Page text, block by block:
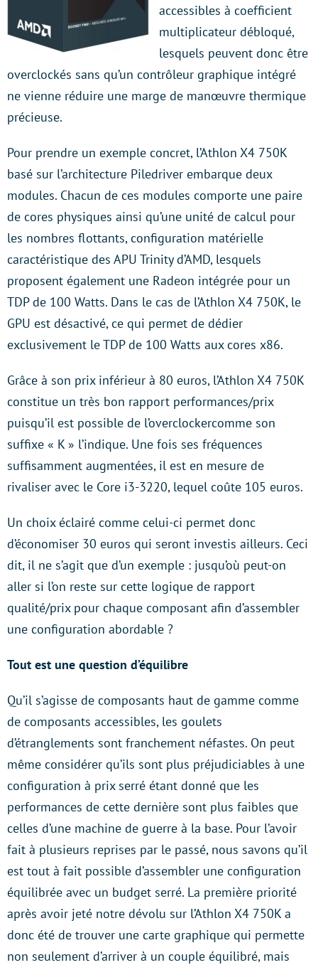
accessibles à coefficient
multiplicateur débloqué,
lesquels peuvent donc être
overclockés sans qu’un contrôleur graphique intégré
ne vienne réduire une marge de manœuvre thermique
précieuse.
Pour prendre un exemple concret, l’Athlon X4 750K
basé sur l’architecture Piledriver embarque deux
modules. Chacun de ces modules comporte une paire
de cores physiques ainsi qu’une unité de calcul pour
les nombres flottants, configuration matérielle
caractéristique des APU Trinity d’AMD, lesquels
proposent également une Radeon intégrée pour un
TDP de 100 Watts. Dans le cas de l’Athlon X4 750K, le
GPU est désactivé, ce qui permet de dédier
exclusivement le TDP de 100 Watts aux cores x86.
Grâce à son prix inférieur à 80 euros, l’Athlon X4 750K
constitue un très bon rapport performances/prix
puisqu’il est possible de l’overclockercomme son
suffixe « K » l’indique. Une fois ses fréquences
suffisamment augmentées, il est en mesure de
rivaliser avec le Core i3-3220, lequel coûte 105 euros.
Un choix éclairé comme celui-ci permet donc
d’économiser 30 euros qui seront investis ailleurs. Ceci
dit, il ne s’agit que d’un exemple : jusqu’où peut-on
aller si l’on reste sur cette logique de rapport
qualité/prix pour chaque composant afin d’assembler
une configuration abordable ?
Tout est une question d’équilibre
Qu’il s’agisse de composants haut de gamme comme
de composants accessibles, les goulets
d’étranglements sont franchement néfastes. On peut
même considérer qu’ils sont plus préjudiciables à une
configuration à prix serré étant donné que les
performances de cette dernière sont plus faibles que
celles d’une machine de guerre à la base. Pour l’avoir
fait à plusieurs reprises par le passé, nous savons qu’il
est tout à fait possible d’assembler une configuration
équilibrée avec un budget serré. La première priorité
après avoir jeté notre dévolu sur l’Athlon X4 750K a
donc été de trouver une carte graphique qui permette
non seulement d’arriver à un couple équilibré, mais